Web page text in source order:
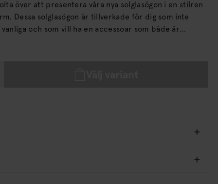
över att presentera våra nya solglasögon i en stilren
inte
och som vill ha en accessoar som både är
Med fokus på kvalitet och design